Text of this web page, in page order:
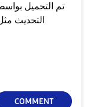
تم التحميل
التحديث
COMMENT